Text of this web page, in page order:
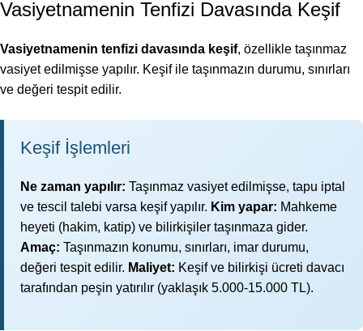
Vasiyetnamenin Tenfizi Davasında Keşif
Vasiyetnamenin tenfizi davasında keşif, özellikle taşınmaz
vasiyet edilmişse yapılır. Keşif ile taşınmazın durumu, sınırları
ve değeri tespit edilir.
Keşif İşlemleri
Ne zaman yapılır: Taşınmaz vasiyet edilmişse, tapu iptal
ve tescil talebi varsa keşif yapılır. Kim yapar: Mahkeme
heyeti (hakim, katip) ve bilirkişiler taşınmaza gider.
Amaç: Taşınmazın konumu, sınırları, imar durumu,
değeri tespit edilir. Maliyet: Keşif ve bilirkişi ücreti davacı
tarafından peşin yatırılır (yaklaşık 5.000-15.000 TL).